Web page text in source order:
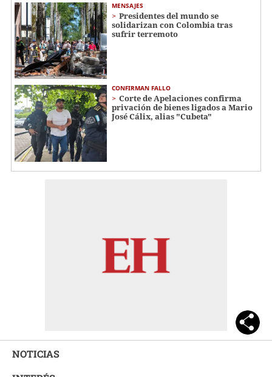
MENSAJES
Presidentes del mundo se
solidarizan con Colombia tras
sufrir terremoto
CONFIRMAN FALLO
Corte de Apelaciones confirma
privación de bienes ligados a Mario
José Cálix, alias "Cubeta"
NOTICIAS